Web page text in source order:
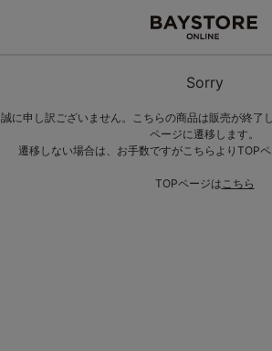
Sorry
誠に申し訳ございません。こちらの商品は販売が終了
ページに遷移します。
遷移しない場合は、お手数ですがこちらよりTOPペ
TOPページはこちら